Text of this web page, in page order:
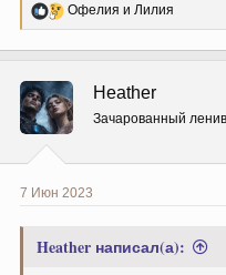
Р
е
ц
и
и
:
Офелия и Лилия
Heather
Зачарованный
7 Июн 2023
Heather написал(а):